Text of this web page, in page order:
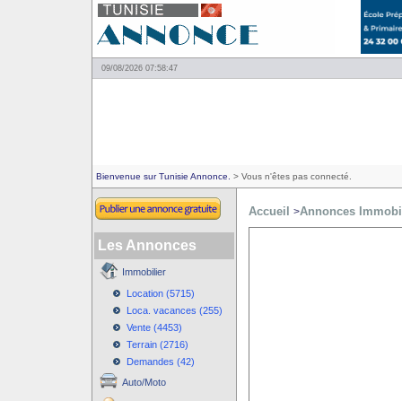
09/08/2026 07:58:47
Bienvenue sur Tunisie Annonce. > Vous n'êtes pas connecté.
Les Annonces
Immobilier
Location (5715)
Loca. vacances (255)
Vente (4453)
Terrain (2716)
Demandes (42)
Auto/Moto
Accueil >Annonces